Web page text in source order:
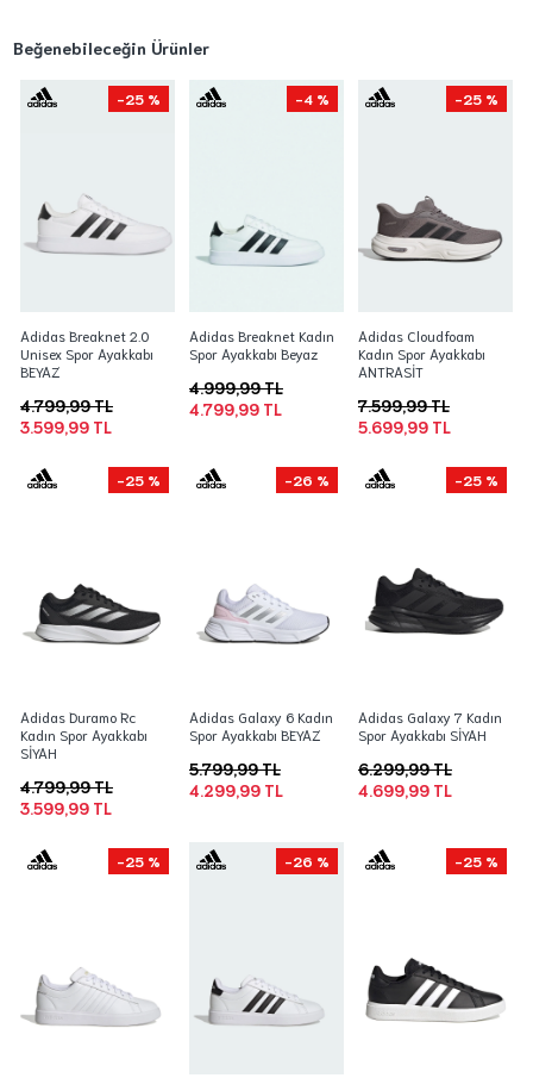
Beğenebileceğin Ürünler
-25 %
Adidas Breaknet 2.0
Unisex Spor Ayakkabı
BEYAZ
3.599,99 TL
4.799,99 TL
-4 %
Adidas Breaknet Kadın
Spor Ayakkabı Beyaz
4.799,99 TL
4.999,99 TL
-25 %
Adidas Cloudfoam
Kadın Spor Ayakkabı
ANTRASİT
5.699,99 TL
7.599,99 TL
-25 %
Adidas Duramo Rc
Kadın Spor Ayakkabı
SİYAH
3.599,99 TL
4.799,99 TL
-26 %
Adidas Galaxy 6 Kadın
Spor Ayakkabı BEYAZ
4.299,99 TL
5.799,99 TL
-25 %
Adidas Galaxy 7 Kadın
Spor Ayakkabı SİYAH
4.699,99 TL
6.299,99 TL
-25 % -26 % -25 %